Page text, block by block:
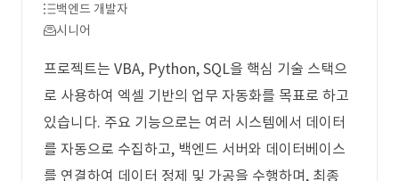
백엔드 개발자
시니어
프로젝트는 VBA, Python, SQL을 핵심 기술 스택으
로 사용하여 엑셀 기반의 업무 자동화를 목표로 하고
있습니다. 주요 기능으로는 여러 시스템에서 데이터
를 자동으로 수집하고, 백엔드 서버와 데이터베이스
를 연결하여 데이터 정제 및 가공을 수행하며, 최종